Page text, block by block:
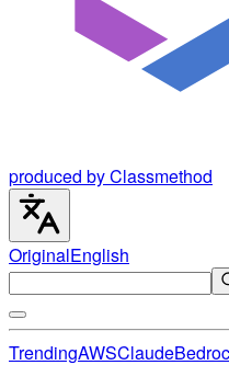
produced by Classmethod
OriginalEnglish
TrendingAWSClaude